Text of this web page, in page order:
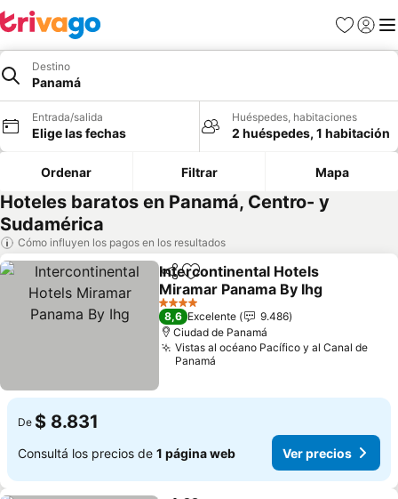
Favoritos
Iniciar
Destino
Panamá
Entrada/salida
Elige las fechas
Huéspedes, habitaciones
2 huéspedes, 1 habitación
Ordenar Filtrar Mapa
Hoteles baratos en Panamá, Centro- y
Sudamérica
Cómo influyen los pagos en los resultados
CompartirAñadir a favoritos
Intercontinental Hotels
Miramar Panama By Ihg
4 Estrellas
8,6 Excelente
9.486
Ciudad de Panamá
Vistas al océano Pacífico y al Canal de
Panamá
De $ 8.831
Consultá los precios de 1 página web Ver precios